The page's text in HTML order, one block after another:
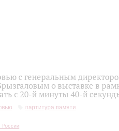
с генеральным
о выставке в
с 20-й минуты 40-й
партитура памяти